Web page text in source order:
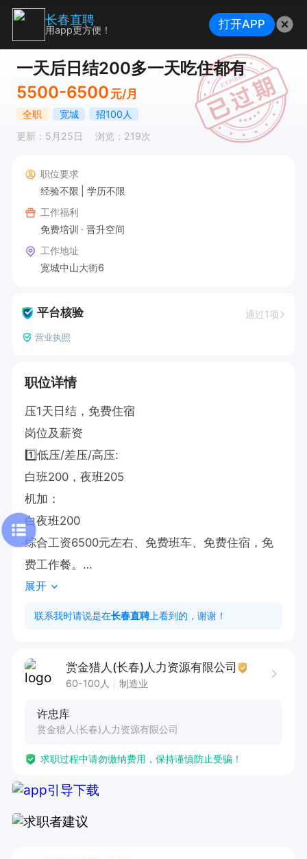
一天后日结200多一天吃住都有
5500-6500 元/月
全职 宽城
招100人
更新：5月25日
浏览：219次
职位要求
经验不限
学历不限
工作福利
免费培训
晋升空间
工作地址
宽城中山大街6
平台核验 通过1项
营业执照
职位详情
压1天日结，免费住宿
岗位及薪资
1️⃣低压/差压/高压:
白班200，夜班205
机加：
白夜班200
综合工资6500元左右、免费班车、免费住宿，免
费工作餐。
☑️要求：精力饱满、有责任心、爱岗敬业、适应两
班倒。
展开
联系我时请说是在长春直聘 上看到的，谢谢！
赏金猎人(长春)人力资源有限公司
60-100人 制造业
许忠库
赏金猎人(长春)人力资源有限公司
求职过程中请勿缴纳费用，保持谨慎防止受骗！
长春直聘
用app更方便！ 打开APP